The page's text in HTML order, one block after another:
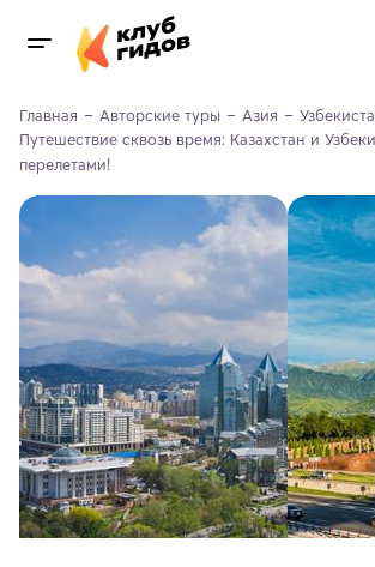
Главная Авторские туры Азия
Путешествие сквозь время: Казахстан и
перелетами!